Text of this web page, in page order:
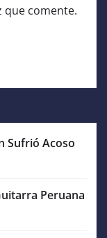
que comente.
Sufrió Acoso
Peruana